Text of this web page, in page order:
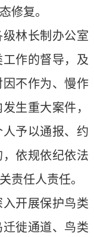
修复。
级林长制办公室
作的督导，及
不作为、慢作
生重大案件，
予以通报、约
依规依纪依法
责任人责任。
入开展保护鸟类
徙通道、鸟类